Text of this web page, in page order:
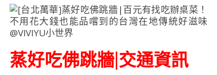
蒸好吃佛跳牆|交通資訊